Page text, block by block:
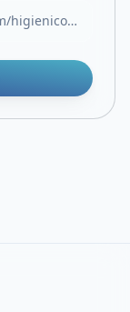
https://www.facebook.com/higienicossanluis